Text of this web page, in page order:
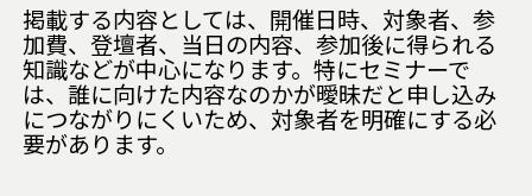
掲載する内容としては、開催日時、対象者、参
加費、登壇者、当日の内容、参加後に得られる
知識などが中心になります。特にセミナーで
は、誰に向けた内容なのかが曖昧だと申し込み
につながりにくいため、対象者を明確にする必
要があります。